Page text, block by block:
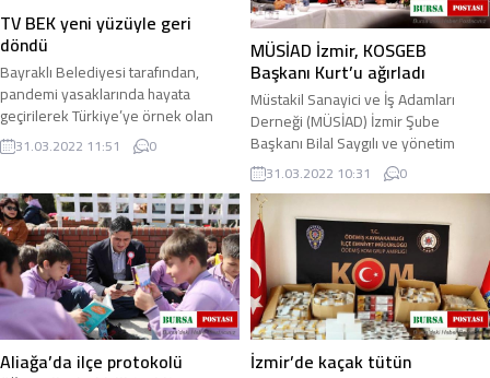
TV BEK yeni yüzüyle geri
döndü
Bayraklı Belediyesi tarafından,
pandemi yasaklarında hayata
geçirilerek Türkiye’ye örnek olan
“eğitim projesi” TV BEK, yenilenen
yüzü ile çevrim ...
31.03.2022 11:51 0
MÜSİAD İzmir, KOSGEB
Başkanı Kurt’u ağırladı
Müstakil Sanayici ve İş Adamları
Derneği (MÜSİAD) İzmir Şube
Başkanı Bilal Saygılı ve yönetim
kurulu üyeleri, düzenlenen
toplantıda KOSGEB ...
31.03.2022 10:31 0
Aliağa’da ilçe protokolü İzmir’de kaçak tütün